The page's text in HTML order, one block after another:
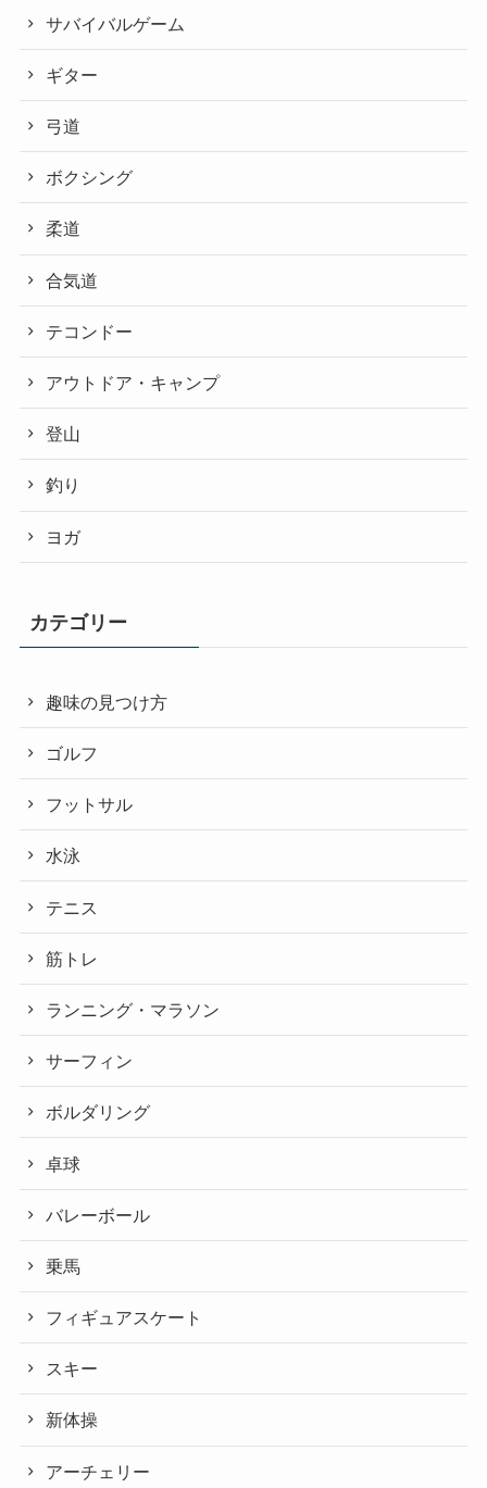
サバイバルゲーム
ギター
弓道
ボクシング
柔道
合気道
テコンドー
アウトドア・キャンプ
登山
釣り
ヨガ
カテゴリー
趣味の見つけ方
ゴルフ
フットサル
水泳
テニス
筋トレ
ランニング・マラソン
サーフィン
ボルダリング
卓球
バレーボール
乗馬
フィギュアスケート
スキー
新体操
アーチェリー